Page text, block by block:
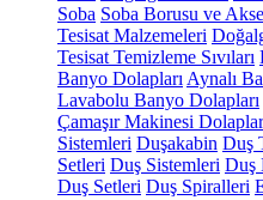
Soba Soba Borusu ve
Tesisat Malzemeleri
Tesisat Temizleme Sıvıları
Banyo Dolapları Aynalı
Lavabolu Banyo Dolapları
Çamaşır Makinesi
Sistemleri Duşakabin Duş
Setleri Duş Sistemleri Duş
Duş Setleri Duş Spiralleri